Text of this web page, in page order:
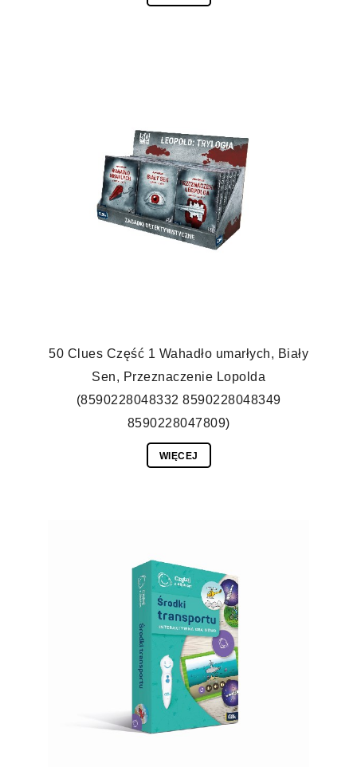
50 Clues Część 1 Wahadło umarłych, Biały
Sen, Przeznaczenie Lopolda
(8590228048332 8590228048349
8590228047809)
WIĘCEJ